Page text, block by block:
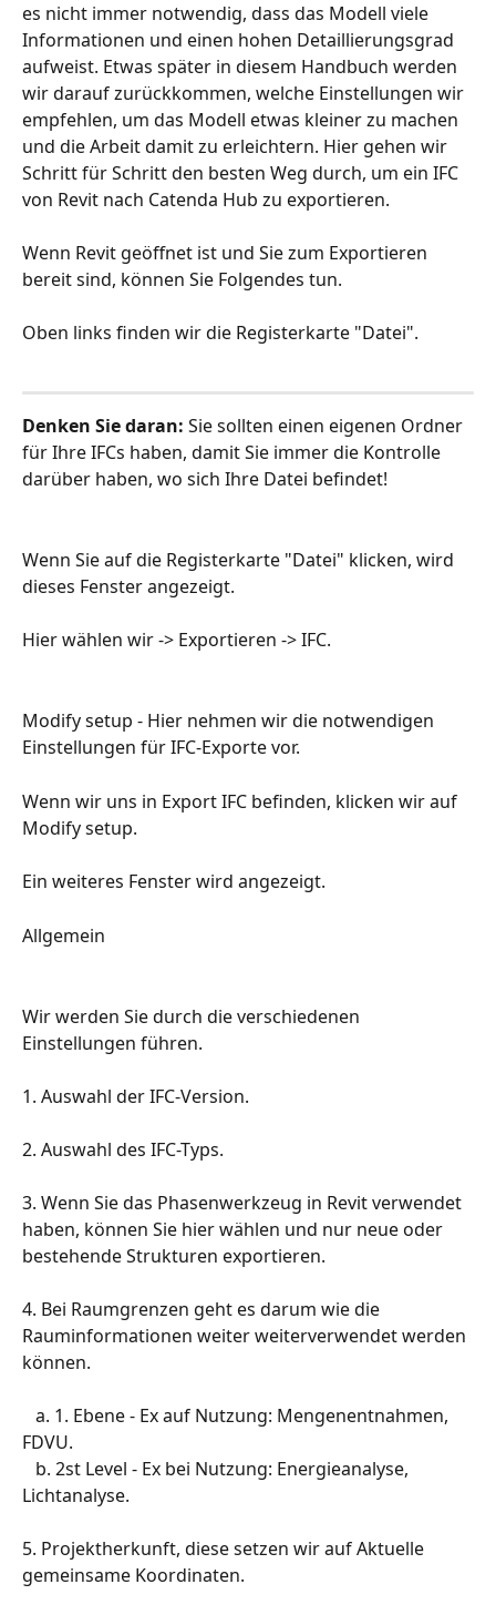
es nicht immer notwendig, dass das Modell viele
Informationen und einen hohen Detaillierungsgrad
aufweist. Etwas später in diesem Handbuch werden
wir darauf zurückkommen, welche Einstellungen wir
empfehlen, um das Modell etwas kleiner zu machen
und die Arbeit damit zu erleichtern. Hier gehen wir
Schritt für Schritt den besten Weg durch, um ein IFC
von Revit nach Catenda Hub zu exportieren.
Wenn Revit geöffnet ist und Sie zum Exportieren
bereit sind, können Sie Folgendes tun.
Oben links finden wir die Registerkarte "Datei".
Denken Sie daran: Sie sollten einen eigenen Ordner
für Ihre IFCs haben, damit Sie immer die Kontrolle
darüber haben, wo sich Ihre Datei befindet!
Wenn Sie auf die Registerkarte "Datei" klicken, wird
dieses Fenster angezeigt.
Hier wählen wir -> Exportieren -> IFC.
Modify setup - Hier nehmen wir die notwendigen
Einstellungen für IFC-Exporte vor.
Wenn wir uns in Export IFC befinden, klicken wir auf
Modify setup.
Ein weiteres Fenster wird angezeigt.
Allgemein
Wir werden Sie durch die verschiedenen
Einstellungen führen.
1. Auswahl der IFC-Version.
2. Auswahl des IFC-Typs.
3. Wenn Sie das Phasenwerkzeug in Revit verwendet
haben, können Sie hier wählen und nur neue oder
bestehende Strukturen exportieren.
4. Bei Raumgrenzen geht es darum wie die
Rauminformationen weiter weiterverwendet werden
können.
FDVU.
Lichtanalyse.
5. Projektherkunft, diese setzen wir auf Aktuelle
gemeinsame Koordinaten.